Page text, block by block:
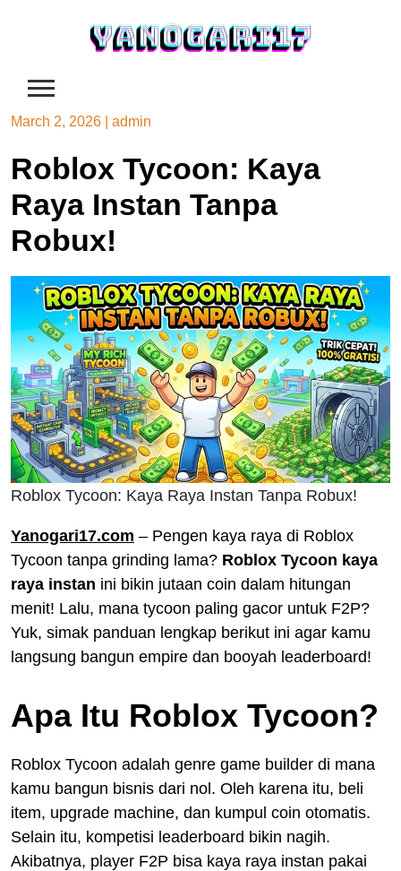
March 2, 2026 admin
Roblox Tycoon: Kaya
Raya Instan Tanpa
Robux!
Roblox Tycoon: Kaya Raya Instan Tanpa Robux!
Yanogari17.com – Pengen kaya raya di Roblox
Tycoon tanpa grinding lama? Roblox Tycoon kaya
raya instan ini bikin jutaan coin dalam hitungan
menit! Lalu, mana tycoon paling gacor untuk F2P?
Yuk, simak panduan lengkap berikut ini agar kamu
langsung bangun empire dan booyah leaderboard!
Apa Itu Roblox Tycoon?
Roblox Tycoon adalah genre game builder di mana
kamu bangun bisnis dari nol. Oleh karena itu, beli
item, upgrade machine, dan kumpul coin otomatis.
Selain itu, kompetisi leaderboard bikin nagih.
Akibatnya, player F2P bisa kaya raya instan pakai